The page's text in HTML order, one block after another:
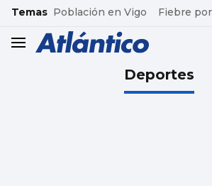
common.go-to-content
Temas Población en Vigo Fiebre
header.menu.open
Deportes